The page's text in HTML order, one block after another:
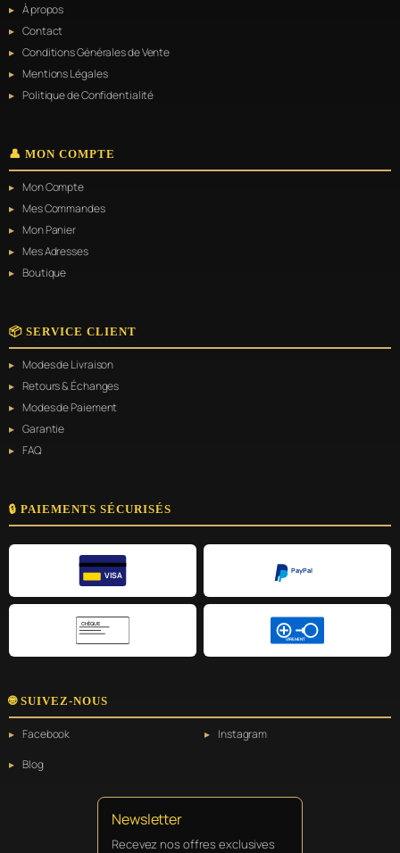
À propos
Contact
Conditions Générales de Vente
Mentions Légales
Politique de Confidentialité
👤 MON COMPTE
Mon Compte
Mes Commandes
Mon Panier
Mes Adresses
Boutique
📦 SERVICE CLIENT
Modes de Livraison
Retours & Échanges
Modes de Paiement
Garantie
FAQ
🔒 PAIEMENTS SÉCURISÉS
VISA
PayPal
CHÈQUE
VIREMENT
🌐 SUIVEZ-NOUS
Facebook
Instagram
Blog
Newsletter
Recevez nos offres exclusives